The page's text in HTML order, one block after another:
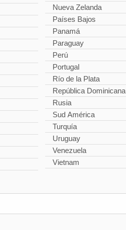
Nueva Zelanda
Países Bajos
Panamá
Paraguay
Perú
Portugal
Río de la Plata
República Dominicana
Rusia
Sud América
Turquía
Uruguay
Venezuela
Vietnam